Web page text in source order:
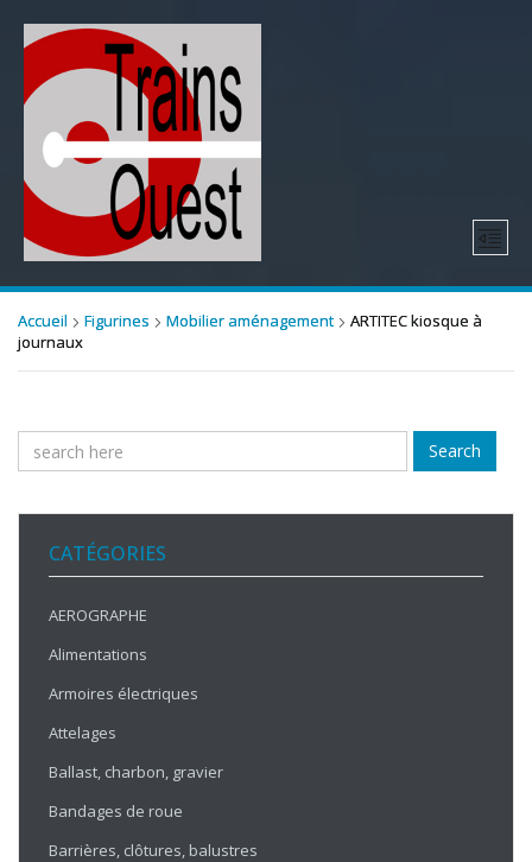
Accueil Figurines Mobilier aménagement
ARTITEC kiosque à
journaux
Search
CATÉGORIES
AEROGRAPHE
Alimentations
Armoires électriques
Attelages
Ballast, charbon, gravier
Bandages de roue
Barrières, clôtures, balustres